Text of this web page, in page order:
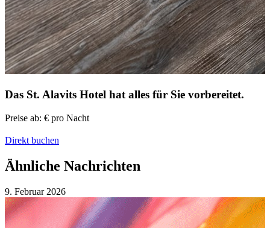
Das St. Alavits Hotel hat alles für Sie vorbereitet.
Preise ab: € pro Nacht
Direkt buchen
Ähnliche Nachrichten
9. Februar 2026